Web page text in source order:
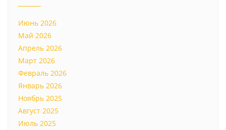
Июнь 2026
Май 2026
Апрель 2026
Март 2026
Февраль 2026
Январь 2026
Ноябрь 2025
Август 2025
Июль 2025